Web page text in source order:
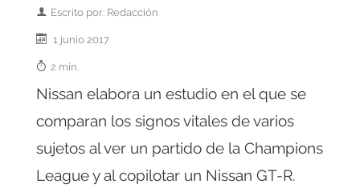
Escrito por: Redacción
1 junio 2017
2 min.
Nissan elabora un estudio en el que se
comparan los signos vitales de varios
sujetos al ver un partido de la Champions
League y al copilotar un Nissan GT-R.